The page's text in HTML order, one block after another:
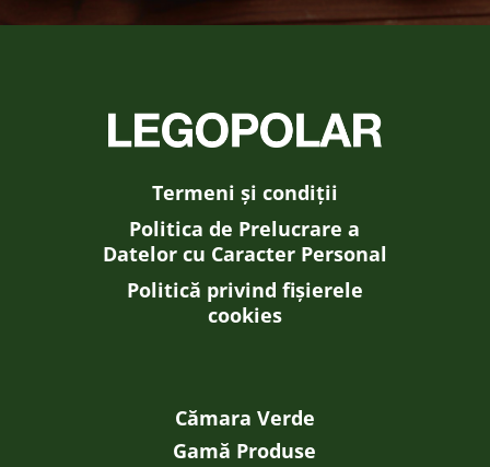
Termeni și condiții
Politica de Prelucrare a
Datelor cu Caracter Personal
Politică privind fișierele
cookies
Cămara Verde
Gamă Produse